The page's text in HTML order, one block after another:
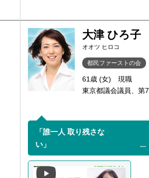
大津 ひろ子
オオツ ヒロコ
都民ファーストの会
61歳 (女)
現職
東京都議会議員、第
「誰一人 取り残さな
い」 ...